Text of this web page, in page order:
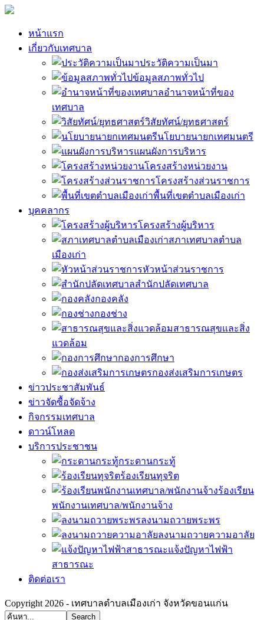
หน้าแรก
เกี่ยวกับเทศบาล
ประวัติความเป็นมา
ข้อมูลสภาพทั่วไป
อำนาจหน้าที่ของ
เทศบาล
วิสัยทัศน์/ยุทธศาสตร์
นโยบายนายกเทศมนตรี
แผนผังการบริหาร
โครงสร้างหน่วยงาน
โครงสร้างส่วนราชการ
พื้นที่เขตตำบลเมืองเก่า
บุคคลากร
โครงสร้างผู้บริหาร
สภาเทศบาลตำบล
เมืองเก่า
หัวหน้าส่วนราชการ
สำนักปลัดเทศบาล
กองคลัง
กองช่าง
สาธารณสุขและสิ่ง
แวดล้อม
กองการศึกษา
กองส่งเสริมการเกษตร
ข่าวประชาสัมพันธ์
ข่าวจัดซื้อจัดจ้าง
กิจกรรมเทศบาล
ดาวน์โหลด
บริการประชาชน
กระดานกระทู้
ร้องเรียนทุจริต
ร้องเรียน
พนักงานเทศบาล/พนักงานจ้าง
ลงนามถวายพระพร
ลงนามถวายความอาลัย
แจ้งปัญหาไฟฟ้า
สาธารณะ
ติดต่อเรา
Copyright 2026 - เทศบาลตำบลเมืองเก่า จังหวัดขอนแก่น
Search